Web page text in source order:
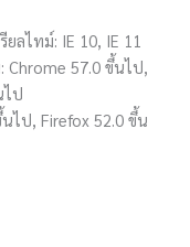
ลไทม์: IE 10, IE 11
Chrome 57.0 ขึ้นไป,
ไป
นไป, Firefox 52.0 ขึ้น